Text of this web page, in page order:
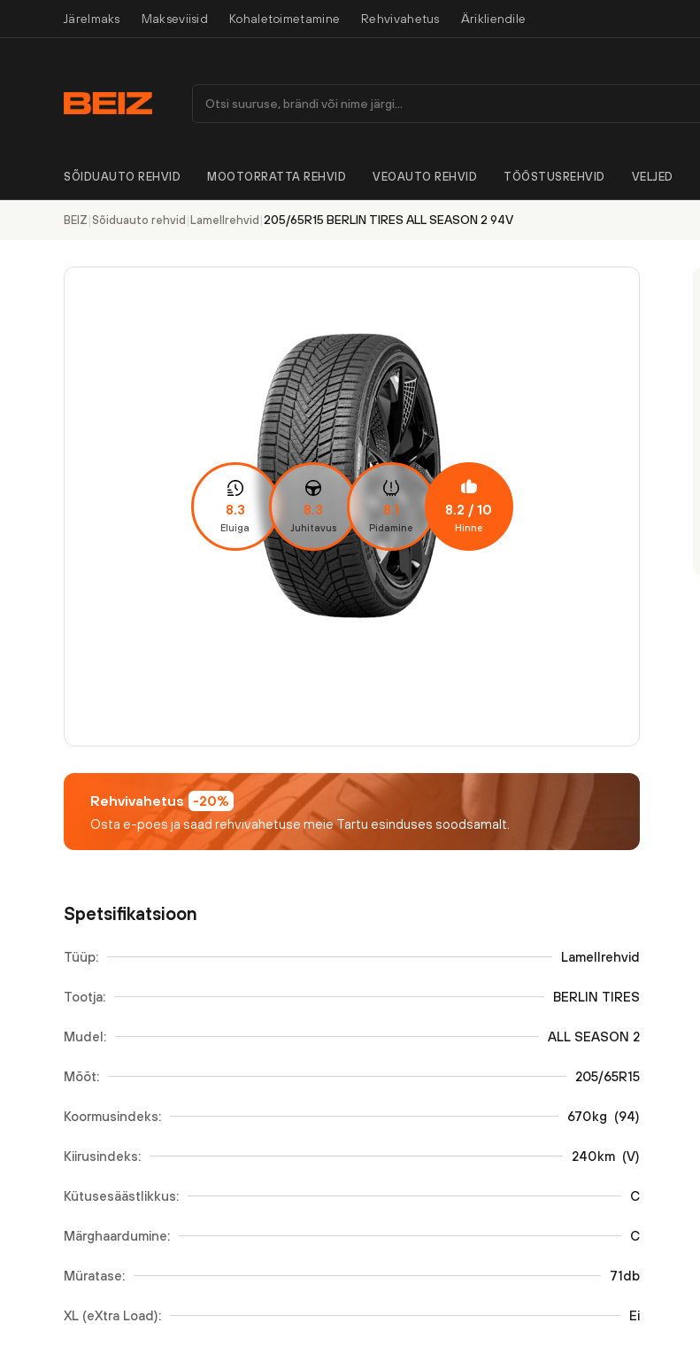
Järelmaks Makseviisid Kohaletoimetamine Rehvivahetus Ärikliendile
SÕIDUAUTO REHVID MOOTORRATTA REHVID VEOAUTO REHVID TÖÖSTUSREHVID VELJED
BEIZ | Sõiduauto rehvid | Lamellrehvid |205/65R15 BERLIN TIRES ALL SEASON 2 94V
8.3
Eluiga
8.3
Juhitavus
8.1
Pidamine
8.2 / 10
Hinne
Rehvivahetus -20%
Osta e-poes ja saad rehvivahetuse meie Tartu esinduses soodsamalt.
Spetsifikatsioon
Tüüp: Lamellrehvid
Tootja: BERLIN TIRES
Mudel: ALL SEASON 2
Mõõt: 205/65R15
Koormusindeks: 670kg (94)
Kiirusindeks: 240km (V)
Kütusesäästlikkus: C
Märghaardumine: C
Müratase: 71db
XL (eXtra Load): Ei